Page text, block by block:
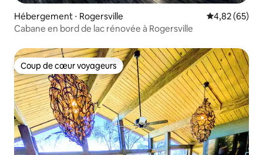
Hébergement ⋅ Rogersville Évaluation
4,82 (65)
Cabane en bord de lac rénovée à Rogersville
Coup de cœur voyageurs
Coup de cœur voyageurs